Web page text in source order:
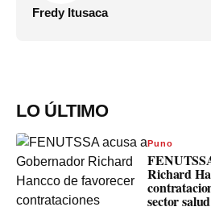
Fredy Itusaca
LO ÚLTIMO
Puno
Richard
sector salud